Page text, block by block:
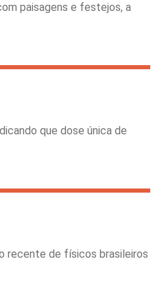
paisagens e festejos, a
que dose única de
recente de físicos brasileiros